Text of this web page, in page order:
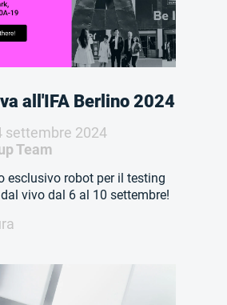
all'IFA Berlino 2024
settembre 2024
Team
esclusivo robot per il testing
vivo dal 6 al 10 settembre!